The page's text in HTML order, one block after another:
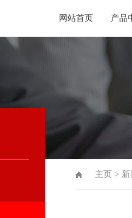
网站首页 产品
主页 >